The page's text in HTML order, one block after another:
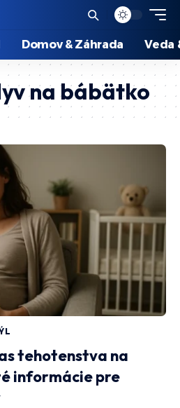
Domov & Záhrada Veda
na bábätko
tehotenstva na
informácie pre